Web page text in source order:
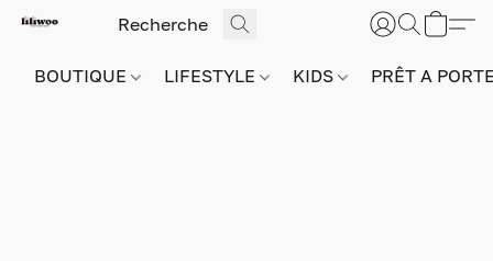
BOUTIQUE LIFESTYLE KIDS PRÊT A